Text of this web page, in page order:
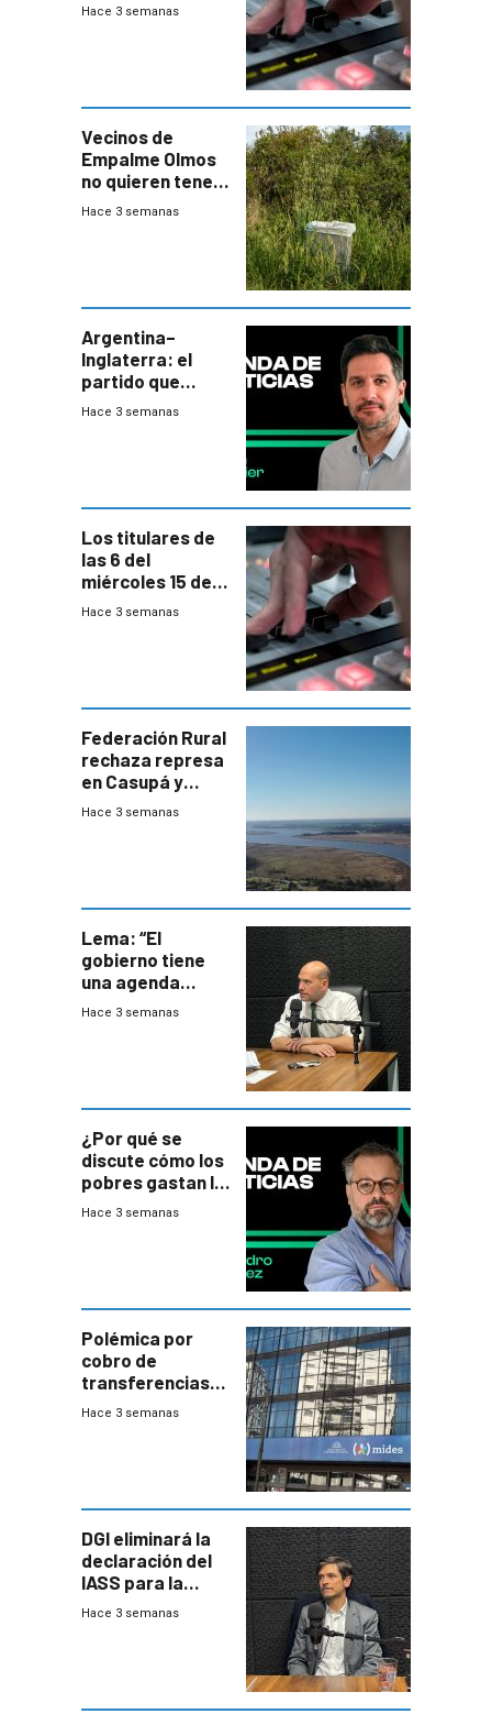
Hace 3 semanas
Vecinos de
Empalme Olmos
no quieren tener
cerca una planta
departamental
Hace 3 semanas
Argentina–
Inglaterra: el
partido que
nunca termina
Hace 3 semanas
Los titulares de
las 6 del
miércoles 15 de
julio de 2026
Hace 3 semanas
Federación Rural
rechaza represa
en Casupá y
firma demanda
Hace 3 semanas
Lema: “El
gobierno tiene
una agenda
destructiva”
Hace 3 semanas
¿Por qué se
discute cómo los
pobres gastan la
plata?
Hace 3 semanas
Polémica por
cobro de
transferencias
del Mides en
Hace 3 semanas
DGI eliminará la
declaración del
IASS para la
mayoría de los
Hace 3 semanas